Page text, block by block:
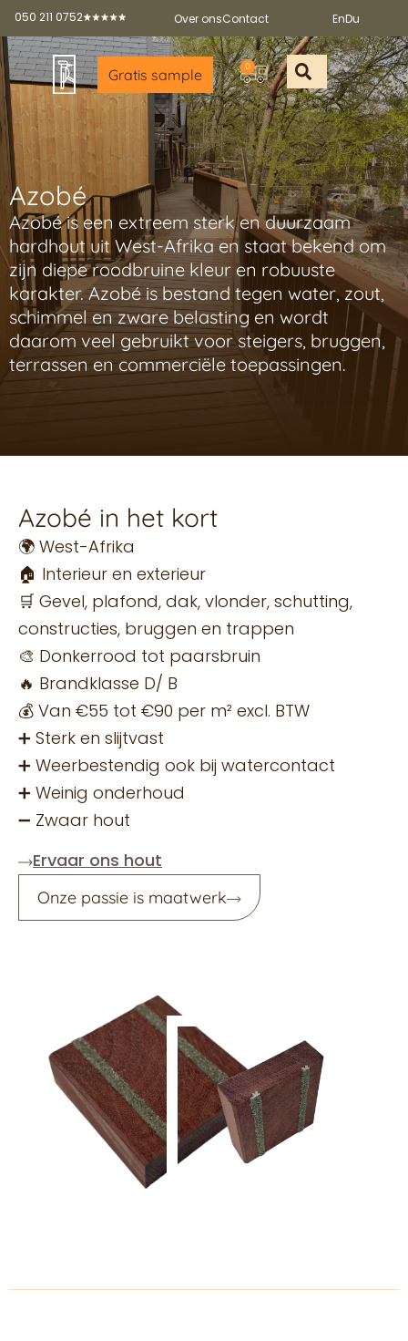
050 211 0752 Over onsContact EnDu
Gratis sample 0
Azobé
Azobé is een extreem sterk en duurzaam
hardhout uit West-Afrika en staat bekend om
zijn diepe roodbruine kleur en robuuste
karakter. Azobé is bestand tegen water, zout,
schimmel en zware belasting en wordt
daarom veel gebruikt voor steigers, bruggen,
terrassen en commerciële toepassingen.
Azobé in het kort
🌍 West-Afrika
🏠 Interieur en exterieur
🛒 Gevel, plafond, dak, vlonder, schutting,
constructies, bruggen en trappen
🎨 Donkerrood tot paarsbruin
🔥 Brandklasse D/ B
💰 Van €55 tot €90 per m² excl. BTW
➕ Sterk en slijtvast
➕ Weerbestendig ook bij watercontact
➕ Weinig onderhoud
➖ Zwaar hout
Ervaar ons hout
Onze passie is maatwerk